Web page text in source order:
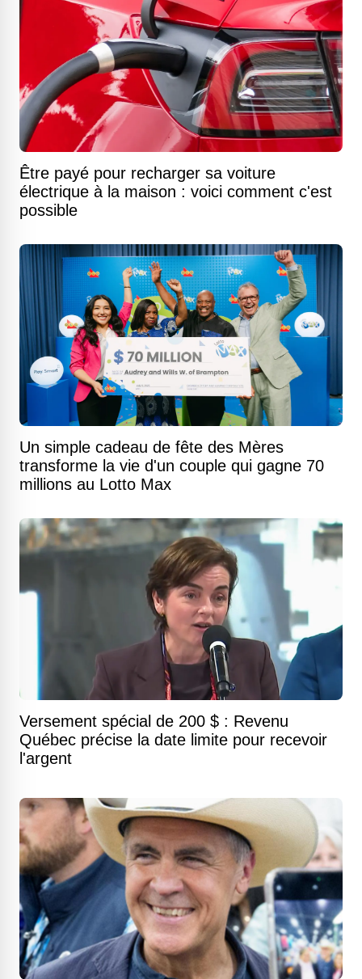
Être payé pour recharger sa voiture
électrique à la maison : voici comment c'est
possible
Un simple cadeau de fête des Mères
transforme la vie d'un couple qui gagne 70
millions au Lotto Max
Versement spécial de 200 $ : Revenu
Québec précise la date limite pour recevoir
l'argent